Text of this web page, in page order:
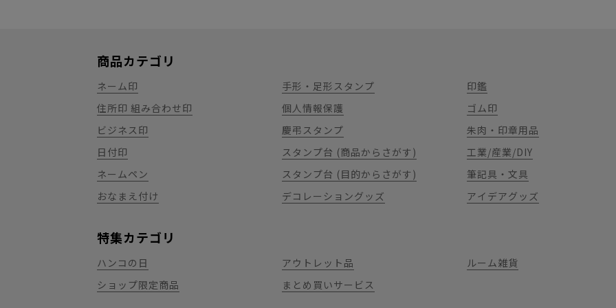
商品カテゴリ
ネーム印
住所印 組み合わせ印
ビジネス印
日付印
ネームペン
おなまえ付け
手形・足形スタンプ
個人情報保護
慶弔スタンプ
スタンプ台 (商品からさがす)
スタンプ台 (目的からさがす)
デコレーショングッズ
印鑑
ゴム印
朱肉・印章用品
工業/産業/DIY
筆記具・文具
アイデアグッズ
特集カテゴリ
ハンコの日
ショップ限定商品
アウトレット品
まとめ買いサービス
ルーム雑貨